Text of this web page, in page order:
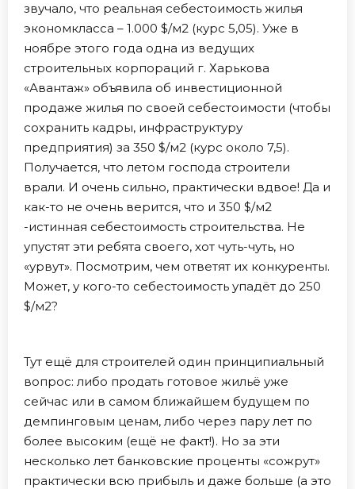
звучало, что реальная себестоимость жилья
экономкласса – 1.000 $/м2 (курс 5,05). Уже в
ноябре этого года одна из ведущих
строительных корпораций г. Харькова
«Авантаж» объявила об инвестиционной
продаже жилья по своей себестоимости (чтобы
сохранить кадры, инфраструктуру
предприятия) за 350 $/м2 (курс около 7,5).
Получается, что летом господа строители
врали. И очень сильно, практически вдвое! Да и
как-то не очень верится, что и 350 $/м2
-истинная себестоимость строительства. Не
упустят эти ребята своего, хот чуть-чуть, но
«урвут». Посмотрим, чем ответят их конкуренты.
Может, у кого-то себестоимость упадёт до 250
$/м2?
Тут ещё для строителей один принципиальный
вопрос: либо продать готовое жильё уже
сейчас или в самом ближайшем будущем по
демпинговым ценам, либо через пару лет по
более высоким (ещё не факт!). Но за эти
несколько лет банковские проценты «сожрут»
практически всю прибыль и даже больше (а это